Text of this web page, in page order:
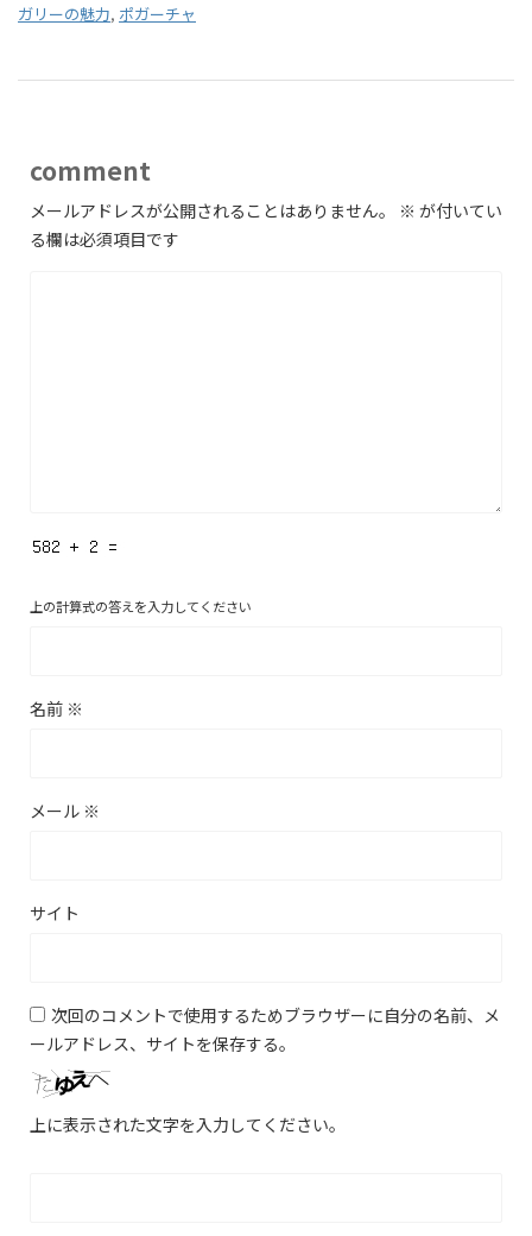
ガリーの魅力, ポガーチャ
comment
メールアドレスが公開されることはありません。 ※ が付いてい
る欄は必須項目です
上の計算式の答えを入力してください
名前 ※
メール ※
サイト
次回のコメントで使用するためブラウザーに自分の名前、メ
ールアドレス、サイトを保存する。
上に表示された文字を入力してください。